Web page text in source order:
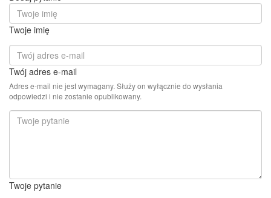
Twoje imię
Twój adres e-mail
Adres e-mail nie jest wymagany. Służy on wyłącznie do wysłania
odpowiedzi i nie zostanie opublikowany.
Twoje pytanie